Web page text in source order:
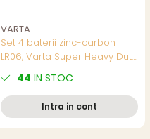
VARTA
Set 4 baterii zinc-carbon
LR06, Varta Super Heavy Duty
44 IN STOC
Intra in cont